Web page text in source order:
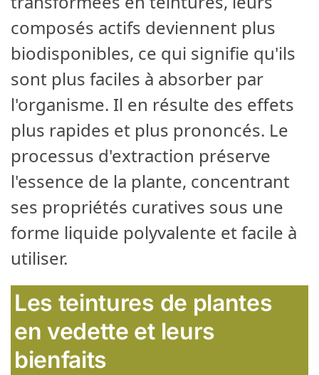
composés actifs deviennent plus
biodisponibles, ce qui signifie qu'ils
sont plus faciles à absorber par
l'organisme. Il en résulte des effets
plus rapides et plus prononcés. Le
processus d'extraction préserve
l'essence de la plante, concentrant
ses propriétés curatives sous une
forme liquide polyvalente et facile à
utiliser.
Les teintures de plantes
en vedette et leurs
bienfaits